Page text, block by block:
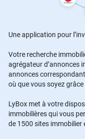
Une application pour
Votre recherche
agrégateur d’annonces
annonces
où que vous soyez
LyBox met à votre
immobilières qui vous
de 1500 sites immobilier